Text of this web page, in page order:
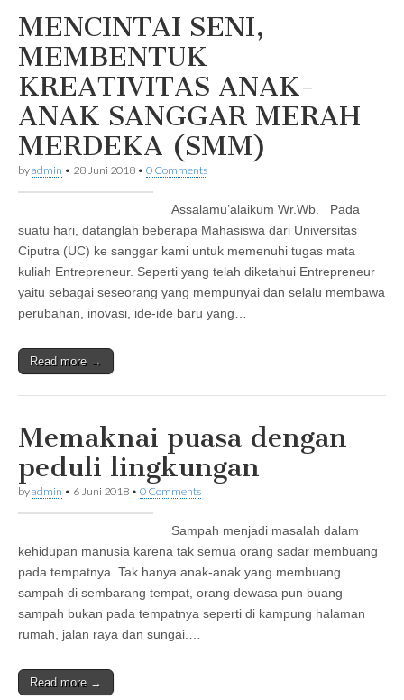
MENCINTAI SENI,
MEMBENTUK
KREATIVITAS ANAK-
ANAK SANGGAR MERAH
MERDEKA (SMM)
byadmin • 28 Juni 2018 • 0 Comments
Assalamu’alaikum Wr.Wb. Pada
suatu hari, datanglah beberapa Mahasiswa dari Universitas
Ciputra (UC) ke sanggar kami untuk memenuhi tugas mata
kuliah Entrepreneur. Seperti yang telah diketahui Entrepreneur
yaitu sebagai seseorang yang mempunyai dan selalu membawa
perubahan, inovasi, ide-ide baru yang…
Read more →
Memaknai puasa dengan
peduli lingkungan
byadmin • 6 Juni 2018 • 0 Comments
Sampah menjadi masalah dalam
kehidupan manusia karena tak semua orang sadar membuang
pada tempatnya. Tak hanya anak-anak yang membuang
sampah di sembarang tempat, orang dewasa pun buang
sampah bukan pada tempatnya seperti di kampung halaman
rumah, jalan raya dan sungai.…
Read more →